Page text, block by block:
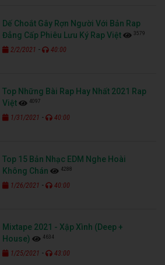
Dế Choắt Gây Rợn Người Với Bản Rap
Đẳng Cấp Phiêu Lưu Ký Rap Việt
3579
2/2/2021 - 40:00
Top Những Bài Rap Hay Nhất 2021 Rap
Việt
4097
1/31/2021 - 40:00
Top 15 Bản Nhạc EDM Nghe Hoài
Không Chán
4288
1/26/2021 - 40:00
Mixtape 2021 - Xập Xình (Deep +
House)
4634
1/25/2021 - 43:00